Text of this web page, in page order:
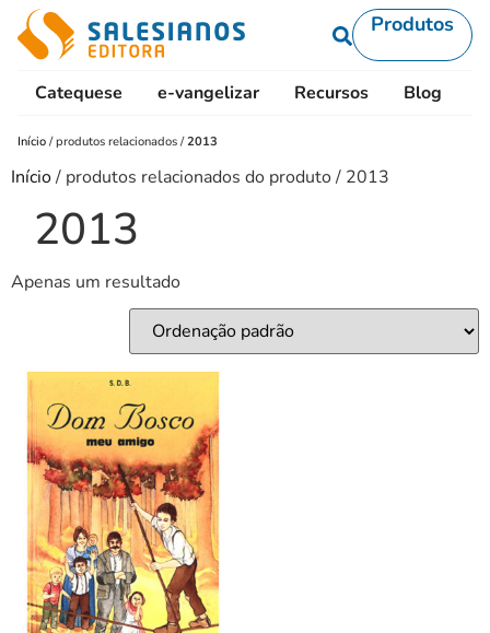
Produtos
Catequese e-vangelizar Recursos Blog
Início /produtos relacionados /2013
Início/ produtos relacionados do produto / 2013
2013
Apenas um resultado